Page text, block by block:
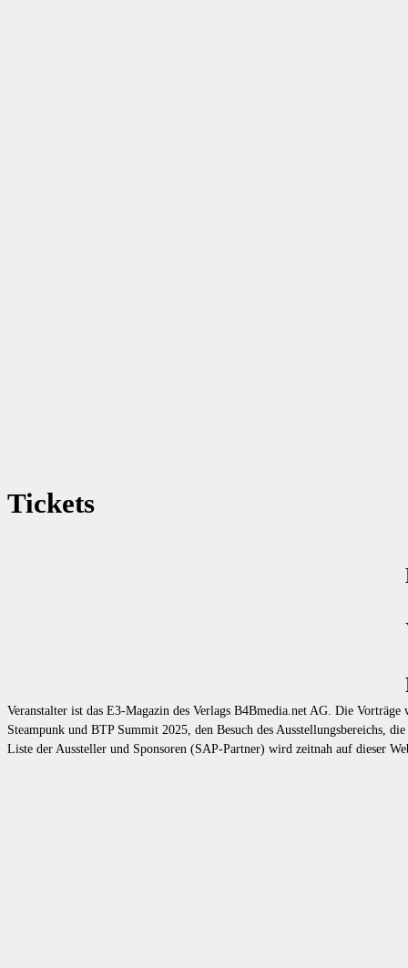
Tickets
Veranstalter ist das E3-Magazin des Verlags B4Bmedia.net AG. Die
Steampunk und BTP Summit 2025, den Besuch des Ausstellungsbereichs,
Liste der Aussteller und Sponsoren (SAP-Partner) wird zeitnah auf dieser